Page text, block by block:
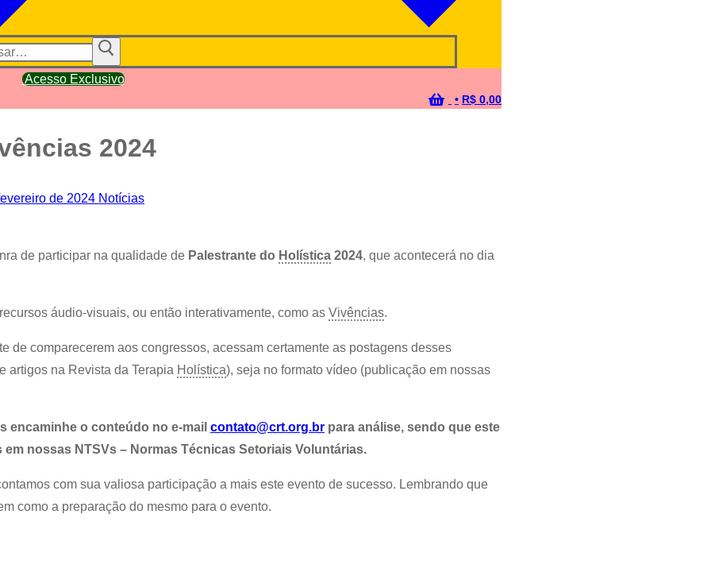
Acesso Exclusivo
• R$ 0,00
2024
de 2024 Notícias
de participar na qualidade de Palestrante do Holística 2024, que acontecerá no dia
áudio-visuais, ou então interativamente, como as Vivências.
de comparecerem aos congressos, acessam certamente as postagens desses
artigos na Revista da Terapia Holística), seja no formato vídeo (publicação em nossas
encaminhe o conteúdo no e-mail contato@crt.org.br para análise, sendo que este
nossas NTSVs – Normas Técnicas Setoriais Voluntárias.
com sua valiosa participação a mais este evento de sucesso. Lembrando que
como a preparação do mesmo para o evento.